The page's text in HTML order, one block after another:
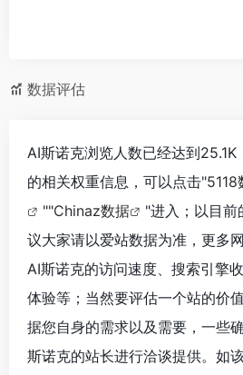
数据评估
AI斯诺克浏览人数已经达到
的相关权重信息，可以点击"5118
""Chinaz数据
"进入；以目前
议大家请以爱站数据为准，更多
AI斯诺克的访问速度、搜索引擎
体验等；当然要评估一个站的价
据您自身的需求以及需要，一些
斯诺克的站长进行洽谈提供。如